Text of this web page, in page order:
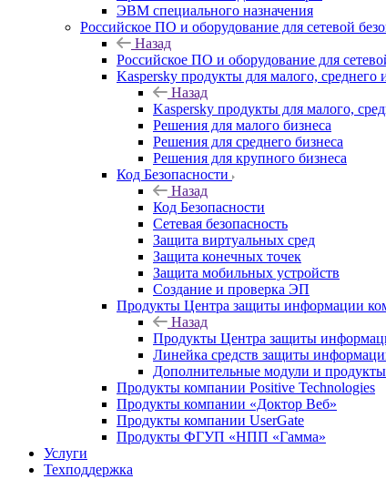
ЭВМ специального назначения
Российское ПО и оборудование для сетевой
Назад
Российское ПО и оборудование для
Kaspersky продукты для малого, среднего
Назад
Kaspersky продукты для малого,
Решения для малого бизнеса
Решения для среднего бизнеса
Решения для крупного бизнеса
Код Безопасности
Назад
Код Безопасности
Сетевая безопасность
Защита виртуальных сред
Защита конечных точек
Защита мобильных устройств
Создание и проверка ЭП
Продукты Центра защиты информации
Назад
Продукты Центра защиты
Линейка средств защиты
Дополнительные модули и продукты
Продукты компании Positive Technologies
Продукты компании «Доктор Веб»
Продукты компании UserGate
Продукты ФГУП «НПП «Гамма»
Услуги
Техподдержка